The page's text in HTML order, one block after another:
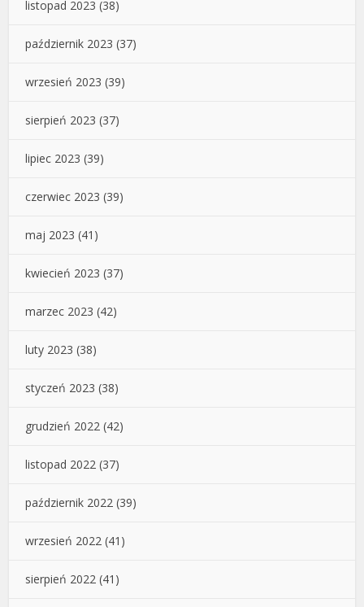
listopad 2023 (38)
październik 2023 (37)
wrzesień 2023 (39)
sierpień 2023 (37)
lipiec 2023 (39)
czerwiec 2023 (39)
maj 2023 (41)
kwiecień 2023 (37)
marzec 2023 (42)
luty 2023 (38)
styczeń 2023 (38)
grudzień 2022 (42)
listopad 2022 (37)
październik 2022 (39)
wrzesień 2022 (41)
sierpień 2022 (41)